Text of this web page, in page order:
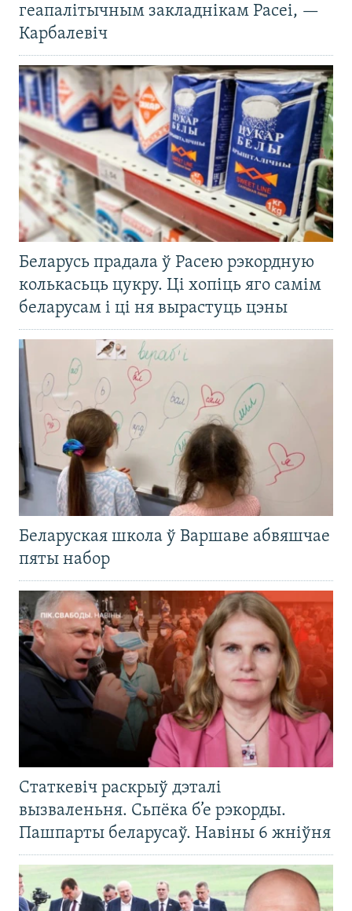
геапалітычным закладнікам Расеі, —
Карбалевіч
Беларусь прадала ў Расею рэкордную
колькасьць цукру. Ці хопіць яго самім
беларусам і ці ня вырастуць цэны
Беларуская школа ў Варшаве абвяшчае
пяты набор
Статкевіч раскрыў дэталі
вызваленьня. Сьпёка б’е рэкорды.
Пашпарты беларусаў. Навіны 6 жніўня